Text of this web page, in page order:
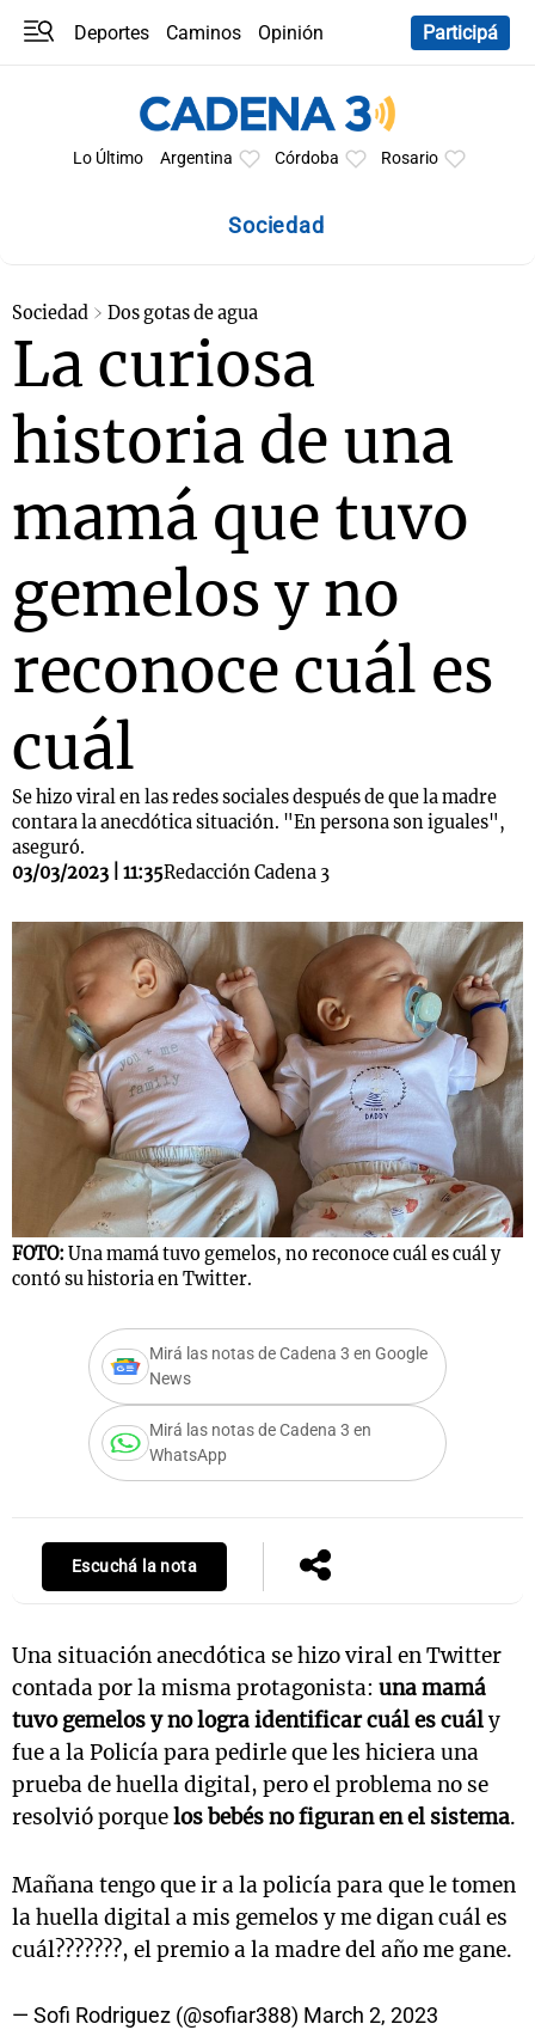
Deportes Caminos
Opinión
Participá
Lo Último Argentina Córdoba Rosario
Sociedad
Sociedad Dos gotas de agua
La curiosa
historia de una
mamá que tuvo
gemelos y no
reconoce cuál es
cuál
Se hizo viral en las redes sociales después de que la madre
contara la anecdótica situación. "En persona son iguales",
aseguró.
03/03/2023 | 11:35Redacción Cadena 3
FOTO: Una mamá tuvo gemelos, no reconoce cuál es cuál y
contó su historia en Twitter.
Mirá las notas de Cadena 3 en Google
News
Mirá las notas de Cadena 3 en
WhatsApp
Escuchá la nota
Una situación anecdótica se hizo viral en Twitter
contada por la misma protagonista: una mamá
tuvo gemelos y no logra identificar cuál es cuály
fue a la Policía para pedirle que les hiciera una
prueba de huella digital, pero el problema no se
resolvió porquelos bebés no figuran en el sistema.
Mañana tengo que ir a la policía para que le tomen
la huella digital a mis gemelos y me digan cuál es
cuál???????, el premio a la madre del año me gane.
— Sofi Rodriguez (@sofiar388) March 2, 2023
Notas
Mundial 2026
Notas
La Sole en
Cadena 3